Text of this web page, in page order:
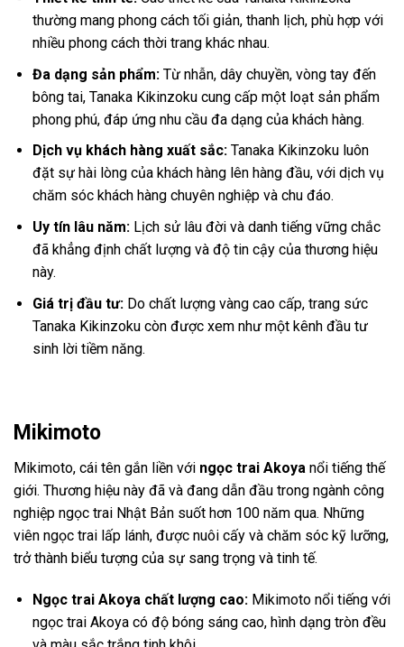
thường mang phong cách tối giản, thanh lịch, phù hợp với
nhiều phong cách thời trang khác nhau.
Đa dạng sản phẩm:Từ nhẫn, dây chuyền, vòng tay đến
bông tai, Tanaka Kikinzoku cung cấp một loạt sản phẩm
phong phú, đáp ứng nhu cầu đa dạng của khách hàng.
Dịch vụ khách hàng xuất sắc:Tanaka Kikinzoku luôn
đặt sự hài lòng của khách hàng lên hàng đầu, với dịch vụ
chăm sóc khách hàng chuyên nghiệp và chu đáo.
Uy tín lâu năm:Lịch sử lâu đời và danh tiếng vững chắc
đã khẳng định chất lượng và độ tin cậy của thương hiệu
này.
Giá trị đầu tư:Do chất lượng vàng cao cấp, trang sức
Tanaka Kikinzoku còn được xem như một kênh đầu tư
sinh lời tiềm năng.
Mikimoto
Mikimoto, cái tên gắn liền với ngọc trai Akoya nổi tiếng thế
giới. Thương hiệu này đã và đang dẫn đầu trong ngành công
nghiệp ngọc trai Nhật Bản suốt hơn 100 năm qua. Những
viên ngọc trai lấp lánh, được nuôi cấy và chăm sóc kỹ lưỡng,
trở thành biểu tượng của sự sang trọng và tinh tế.
Ngọc trai Akoya chất lượng cao:Mikimoto nổi tiếng với
ngọc trai Akoya có độ bóng sáng cao, hình dạng tròn đều